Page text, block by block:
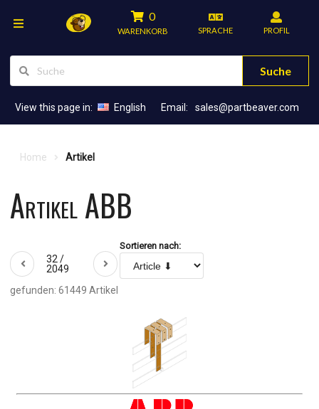
0
WARENKORB SPRACHE PROFIL
Suche
View this page in: English Email: sales@partbeaver.com
Home Artikel
Artikel ABB
32 /
2049
Sortieren nach:
gefunden: 61449 Artikel